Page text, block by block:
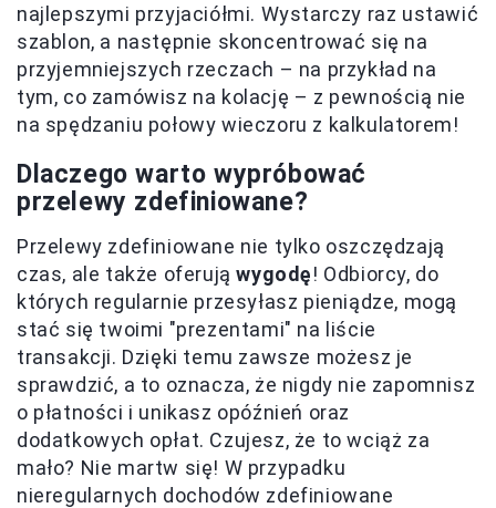
najlepszymi przyjaciółmi. Wystarczy raz ustawić
szablon, a następnie skoncentrować się na
przyjemniejszych rzeczach – na przykład na
tym, co zamówisz na kolację – z pewnością nie
na spędzaniu połowy wieczoru z kalkulatorem!
Dlaczego warto wypróbować
przelewy zdefiniowane?
Przelewy zdefiniowane nie tylko oszczędzają
czas, ale także oferująwygodę! Odbiorcy, do
których regularnie przesyłasz pieniądze, mogą
stać się twoimi "prezentami" na liście
transakcji. Dzięki temu zawsze możesz je
sprawdzić, a to oznacza, że nigdy nie zapomnisz
o płatności i unikasz opóźnień oraz
dodatkowych opłat. Czujesz, że to wciąż za
mało? Nie martw się! W przypadku
nieregularnych dochodów zdefiniowane